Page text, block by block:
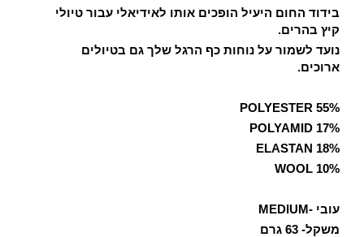
בידוד החום היעיל הופכים אותו לאידיאלי עבור טיולי
קיץ בהרים.
נועד לשמור על נוחות כף הרגל שלך גם בטיולים
ארוכים.
55% POLYESTER
17% POLYAMID
18% ELASTAN
WOOL 10%
עובי -MEDIUM
משקל- 63 גרם